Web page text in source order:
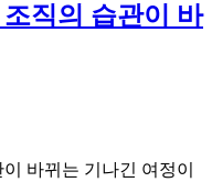
직의 습관이 바
바뀌는 기나긴 여정이